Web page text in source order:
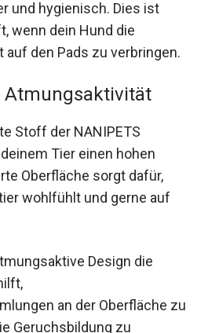
und hygienisch. Dies ist
wenn dein Hund die
auf den Pads zu verbringen.
Atmungsaktivität
Stoff der NANIPETS
Tier einen hohen
Oberfläche sorgt dafür,
wohlfühlt und gerne auf
Design die
an der Oberfläche zu
Geruchsbildung zu